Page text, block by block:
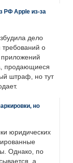
РФ Apple из-за
дело
требований о
приложений
продающиеся
штраф, но тут
но
юридических
Однако, по
а